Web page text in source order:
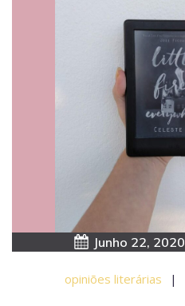
Junho 22, 2020
opiniões literárias |